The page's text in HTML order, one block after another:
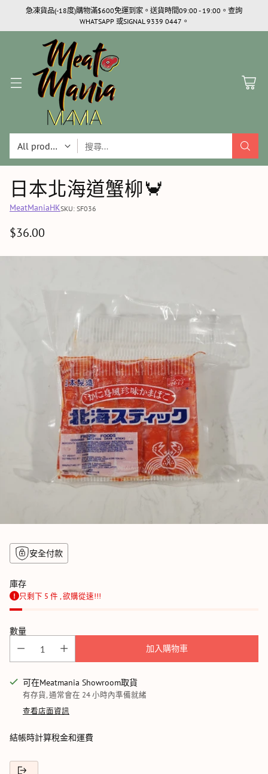
急凍貨品(-18度)購物滿$600免運到家。送貨時間09:00 - 19:00。查詢
WHATSAPP 或SIGNAL 9339 0447。
搜尋...
日本北海道蟹柳🦀
MeatManiaHKSKU: SF036
$36.00
安全付款
庫存
只剩下 5 件 , 欲購從速!!!
數量
加入購物車
可在Meatmania Showroom取貨
有存貨, 通常會在 24 小時內準備就緒
查看店面資訊
結帳時計算稅金和運費